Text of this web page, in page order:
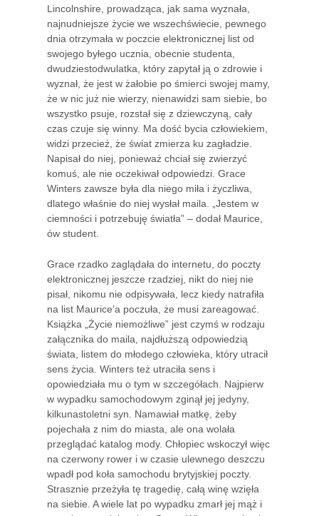
Lincolnshire, prowadząca, jak sama wyznała,
najnudniejsze życie we wszechświecie, pewnego
dnia otrzymała w poczcie elektronicznej list od
swojego byłego ucznia, obecnie studenta,
dwudziestodwulatka, który zapytał ją o zdrowie i
wyznał, że jest w żałobie po śmierci swojej mamy,
że w nic już nie wierzy, nienawidzi sam siebie, bo
wszystko psuje, rozstał się z dziewczyną, cały
czas czuje się winny. Ma dość bycia człowiekiem,
widzi przecież, że świat zmierza ku zagładzie.
Napisał do niej, ponieważ chciał się zwierzyć
komuś, ale nie oczekiwał odpowiedzi. Grace
Winters zawsze była dla niego miła i życzliwa,
dlatego właśnie do niej wysłał maila. „Jestem w
ciemności i potrzebuję światła” – dodał Maurice,
ów student.
Grace rzadko zaglądała do internetu, do poczty
elektronicznej jeszcze rzadziej, nikt do niej nie
pisał, nikomu nie odpisywała, lecz kiedy natrafiła
na list Maurice’a poczuła, że musi zareagować.
Książka „Życie niemożliwe” jest czymś w rodzaju
załącznika do maila, najdłuższą odpowiedzią
świata, listem do młodego człowieka, który utracił
sens życia. Winters też utraciła sens i
opowiedziała mu o tym w szczegółach. Najpierw
w wypadku samochodowym zginął jej jedyny,
kilkunastoletni syn. Namawiał matkę, żeby
pojechała z nim do miasta, ale ona wolała
przeglądać katalog mody. Chłopiec wskoczył więc
na czerwony rower i w czasie ulewnego deszczu
wpadł pod koła samochodu brytyjskiej poczty.
Strasznie przeżyła tę tragedię, całą winę wzięła
na siebie. A wiele lat po wypadku zmarł jej mąż i